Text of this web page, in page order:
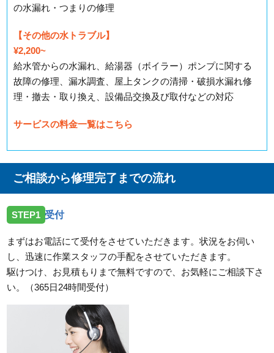
の水漏れ・つまりの修理
【その他の水トラブル】
¥2,200~
給水管からの水漏れ、給湯器（ボイラー）ポンプに関する
故障の修理、漏水調査、屋上タンクの清掃・破損水漏れ修
理・撤去・取り換え、設備品交換及び取付などの対応
サービスの料金一覧はこちら
ご相談から修理完了までの流れ
STEP1 受付
まずはお電話にて受付をさせていただきます。状況をお伺い
し、迅速に作業スタッフの手配をさせていただきます。
駆けつけ、お見積もりまで無料ですので、お気軽にご相談下さ
い。（365日24時間受付）